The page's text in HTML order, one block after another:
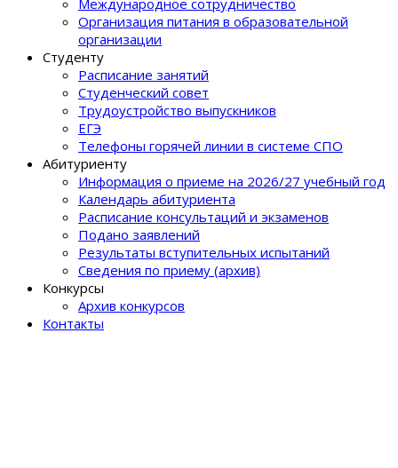
Международное сотрудничество
Организация питания в образовательной
организации
Студенту
Расписание занятий
Студенческий совет
Трудоустройство выпускников
ЕГЭ
Телефоны горячей линии в системе СПО
Абитуриенту
Информация о приеме на 2026/27 учебный год
Календарь абитуриента
Расписание консультаций и экзаменов
Подано заявлений
Результаты вступительных испытаний
Сведения по приему (архив)
Конкурсы
Архив конкурсов
Контакты